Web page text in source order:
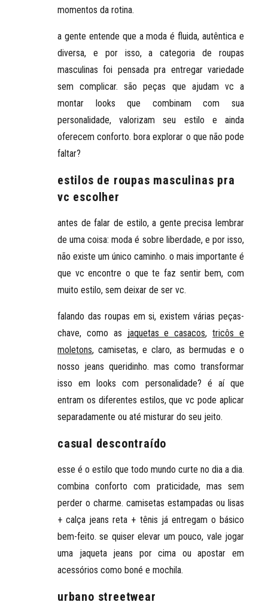
momentos da rotina.
a gente entende que a moda é fluida, autêntica e
diversa, e por isso, a categoria de roupas
masculinas foi pensada pra entregar variedade
sem complicar. são peças que ajudam vc a
montar looks que combinam com sua
personalidade, valorizam seu estilo e ainda
oferecem conforto. bora explorar o que não pode
faltar?
estilos de roupas masculinas pra
vc escolher
antes de falar de estilo, a gente precisa lembrar
de uma coisa: moda é sobre liberdade, e por isso,
não existe um único caminho. o mais importante é
que vc encontre o que te faz sentir bem, com
muito estilo, sem deixar de ser vc.
falando das roupas em si, existem várias peças-
chave, como as jaquetas e casacos,tricôs e
moletons, camisetas, e claro, as bermudas e o
nosso jeans queridinho. mas como transformar
isso em looks com personalidade? é aí que
entram os diferentes estilos, que vc pode aplicar
separadamente ou até misturar do seu jeito.
casual descontraído
esse é o estilo que todo mundo curte no dia a dia.
combina conforto com praticidade, mas sem
perder o charme. camisetas estampadas ou lisas
+ calça jeans reta + tênis já entregam o básico
bem-feito. se quiser elevar um pouco, vale jogar
uma jaqueta jeans por cima ou apostar em
acessórios como boné e mochila.
urbano streetwear